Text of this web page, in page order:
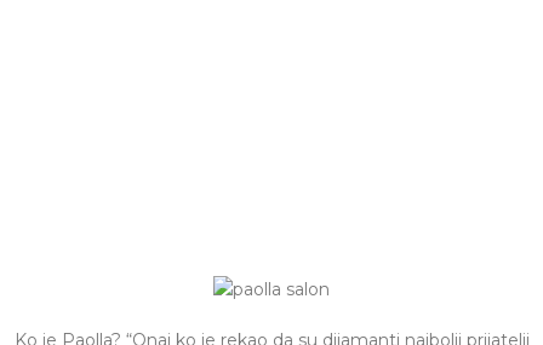
Ko je Paolla? “Onaj ko je rekao da su dijamanti najbolji prijatelji